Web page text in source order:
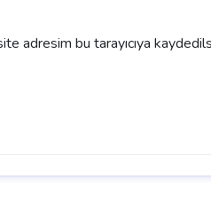
adresim bu tarayıcıya